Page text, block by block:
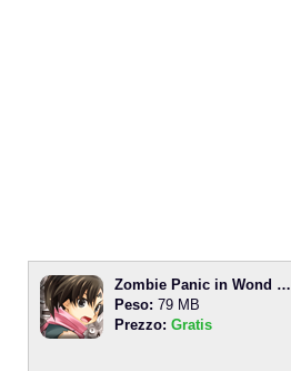
Zombie Panic in Wond …
Peso: 79 MB
Prezzo: Gratis